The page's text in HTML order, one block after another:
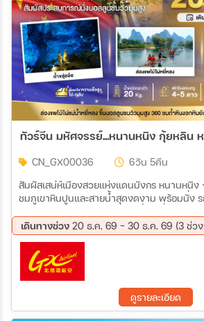
CN_GX00036 6วัน 5คืน
สัมผัสเสน่ห์เมืองสวยแห่งแดนมังกร หนานหนิง
ชมภูเขาหินปูนและสายน้ำสุดงดงาม พร้อมนั่ง ร
เดินทางช่วง 20 ธ.ค. 69 - 30 ธ.ค. 69 (3 ช่ว
20 ธ.ค. 69 - 25 ธ.ค. 69
23 ธ.ค.
25 ธ.ค. 69 - 30 ธ.ค. 69
ดูรายละเอียด